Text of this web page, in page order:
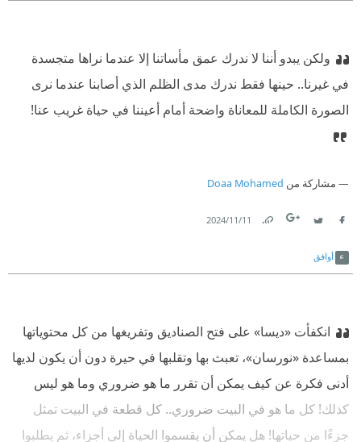
ولكن يبدو أننا لا ندرك عمق مأساتنا إلا عندما نراها متجسدة
في غيرنا.. حينها فقط ندرك مدى الظلم الذي أصابنا عندما نرى
الصورة الكاملة للمعاناة واضحة أمام أعيننا في حياة غريب عنا!
مشاركة من Doaa Mohamed
11‏/11‏/2024
أوافق
انكفأت «ديسا» على فتح الصناديق وتفريغها من كل محتوياتها
بمساعدة «نورسان»، تعبث بها وتقلبها في حيرة دون أن يكون لديها
أدنى فكرة عن كيف يمكن أن تقرر ما هو ضروري وما هو ليس
كذلك! كل ما هو في البيت ضروري.. كل قطعة في البيت تمثل
جزءًا من حياتها! هل يمكن أن يقسموا الحياة إلى أجزاء، ثم يطلبوا